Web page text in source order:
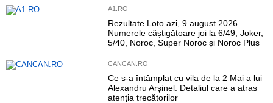
A1.RO
Rezultate Loto azi, 9 august 2026.
Numerele câștigătoare joi la 6/49, Joker,
5/40, Noroc, Super Noroc și Noroc Plus
CANCAN.RO
Ce s-a întâmplat cu vila de la 2 Mai a lui
Alexandru Arșinel. Detaliul care a atras
atenția trecătorilor